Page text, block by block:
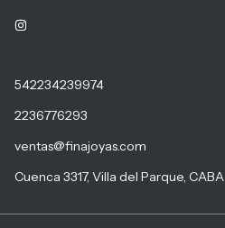
542234239974
2236776293
ventas@finajoyas.com
Cuenca 3317, Villa del Parque, CABA